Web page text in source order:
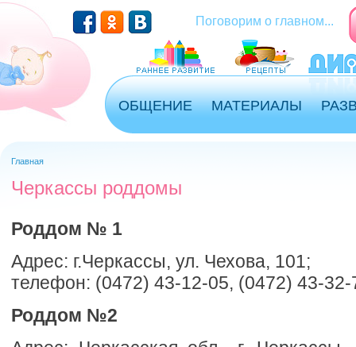
Перейти к основному содержанию
Поговорим о главном...
ОБЩЕНИЕ МАТЕРИАЛЫ
Главная
Черкассы роддомы
Роддом № 1
Адрес: г.Черкассы, ул. Чехова, 101;
телефон: (0472) 43-12-05, (0472) 43-32-
Роддом №2